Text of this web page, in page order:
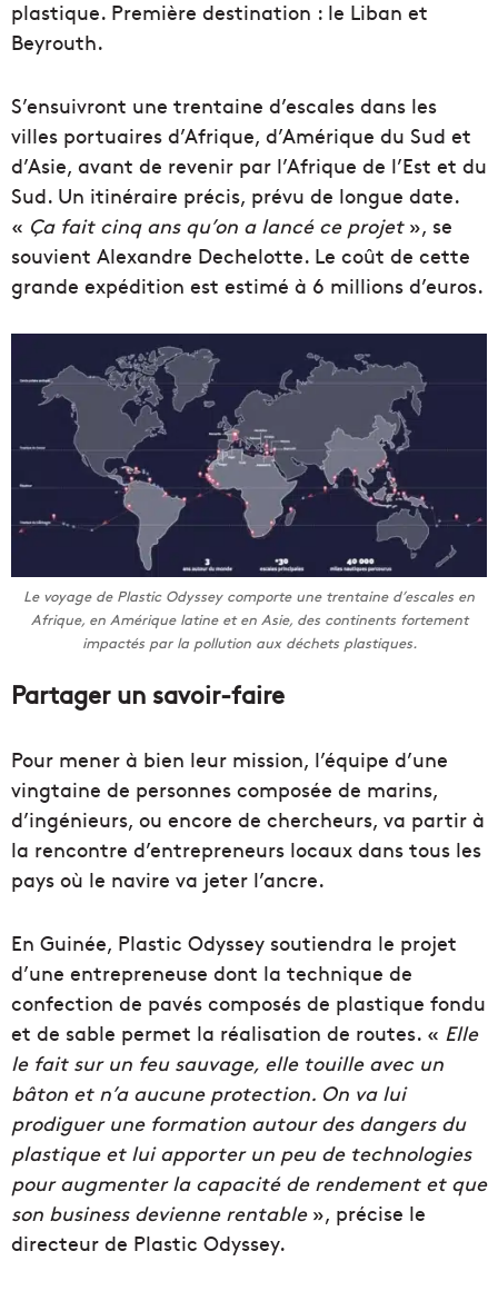
plastique. Première destination : le Liban et
Beyrouth.
S’ensuivront une trentaine d’escales dans les
villes portuaires d’Afrique, d’Amérique du Sud et
d’Asie, avant de revenir par l’Afrique de l’Est et du
Sud. Un itinéraire précis, prévu de longue date.
« Ça fait cinq ans qu’on a lancé ce projet», se
souvient Alexandre Dechelotte. Le coût de cette
grande expédition est estimé à 6 millions d’euros.
Le voyage de Plastic Odyssey comporte une trentaine d’escales en
Afrique, en Amérique latine et en Asie, des continents fortement
impactés par la pollution aux déchets plastiques.
Partager un savoir-faire
Pour mener à bien leur mission, l’équipe d’une
vingtaine de personnes composée de marins,
d’ingénieurs, ou encore de chercheurs, va partir à
la rencontre d’entrepreneurs locaux dans tous les
pays où le navire va jeter l’ancre.
En Guinée, Plastic Odyssey soutiendra le projet
d’une entrepreneuse dont la technique de
confection de pavés composés de plastique fondu
et de sable permet la réalisation de routes. « Elle
le fait sur un feu sauvage, elle touille avec un
bâton et n’a aucune protection. On va lui
prodiguer une formation autour des dangers du
plastique et lui apporter un peu de technologies
pour augmenter la capacité de rendement et que
son business devienne rentable», précise le
directeur de Plastic Odyssey.